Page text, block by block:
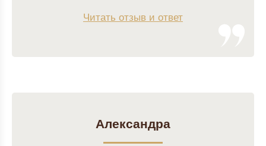
Читать отзыв и ответ
Александра